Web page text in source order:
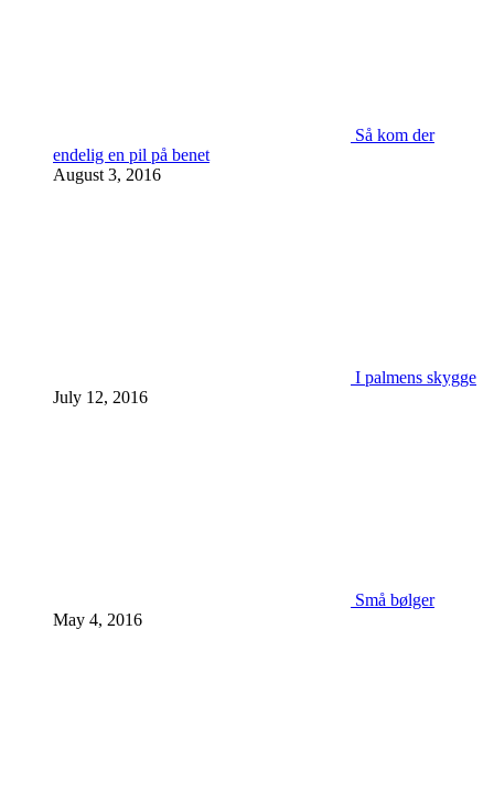
Så kom der
endelig en pil på benet
August 3, 2016
I palmens skygge
July 12, 2016
Små bølger
May 4, 2016